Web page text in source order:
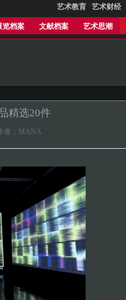
艺术教育 艺术财经
览档案 文献档案 艺术思潮
精选20件
者：MANA